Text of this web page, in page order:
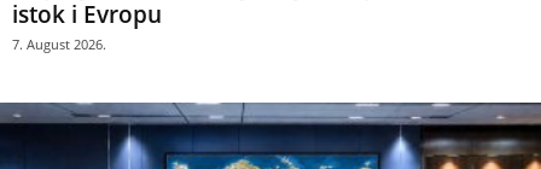
istok i Evropu
7. August 2026.